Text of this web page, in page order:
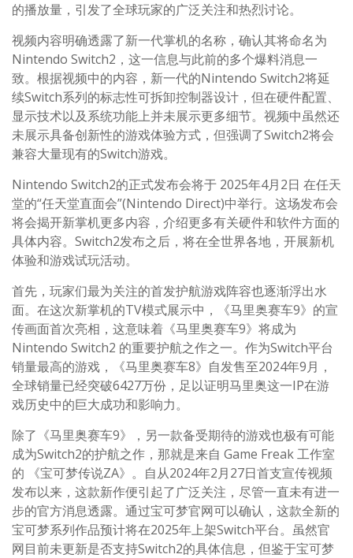
的播放量，引发了全球玩家的广泛关注和热烈讨论。
视频内容明确透露了新一代掌机的名称，确认其将命名为
Nintendo Switch2，这一信息与此前的多个爆料消息一
致。根据视频中的内容，新一代的Nintendo Switch2将延
续Switch系列的标志性可拆卸控制器设计，但在硬件配置、
显示技术以及系统功能上并未展示更多细节。视频中虽然还
未展示具备创新性的游戏体验方式，但强调了Switch2将会
兼容大量现有的Switch游戏。
Nintendo Switch2的正式发布会将于 2025年4月2日 在任天
堂的“任天堂直面会”(Nintendo Direct)中举行。这场发布会
将会揭开新掌机更多内容，介绍更多有关硬件和软件方面的
具体内容。Switch2发布之后，将在全世界各地，开展新机
体验和游戏试玩活动。
首先，玩家们最为关注的首发护航游戏阵容也逐渐浮出水
面。在这次新掌机的TV模式展示中，《马里奥赛车9》的宣
传画面首次亮相，这意味着《马里奥赛车9》将成为
Nintendo Switch2 的重要护航之作之一。作为Switch平台
销量最高的游戏，《马里奥赛车8》自发售至2024年9月，
全球销量已经突破6427万份，足以证明马里奥这一IP在游
戏历史中的巨大成功和影响力。
除了《马里奥赛车9》，另一款备受期待的游戏也极有可能
成为Switch2的护航之作，那就是来自 Game Freak 工作室
的 《宝可梦传说ZA》。自从2024年2月27日首支宣传视频
发布以来，这款新作便引起了广泛关注，尽管一直未有进一
步的官方消息透露。通过宝可梦官网可以确认，这款全新的
宝可梦系列作品预计将在2025年上架Switch平台。虽然官
网目前未更新是否支持Switch2的具体信息，但鉴于宝可梦